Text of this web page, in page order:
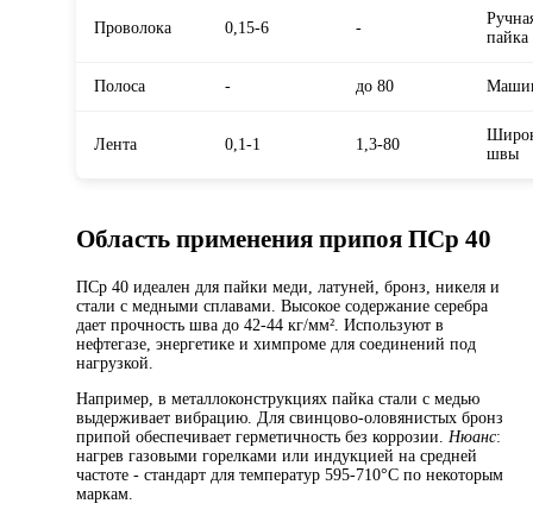
Проволока 0,15-6 -
пайка
Полоса - до 80
Лента 0,1-1 1,3-80
швы
Область применения припоя ПСр 40
ПСр 40 идеален для пайки меди, латуней, бронз, никеля и
стали с медными сплавами. Высокое содержание серебра
дает прочность шва до 42-44 кг/мм². Используют в
нефтегазе, энергетике и химпроме для соединений под
нагрузкой.
Например, в металлоконструкциях пайка стали с медью
выдерживает вибрацию. Для свинцово-оловянистых бронз
припой обеспечивает герметичность без коррозии. Нюанс:
нагрев газовыми горелками или индукцией на средней
частоте - стандарт для температур 595-710°C по некоторым
маркам.